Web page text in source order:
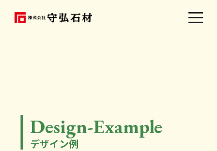
Design-Example
デザイン例